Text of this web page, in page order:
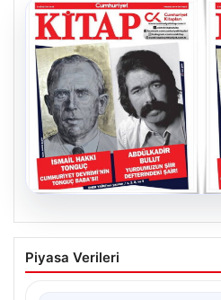
05.08.2026
YARIN günlerden
Sayı 1903! / 6 Ağustos
Piyasa Verileri